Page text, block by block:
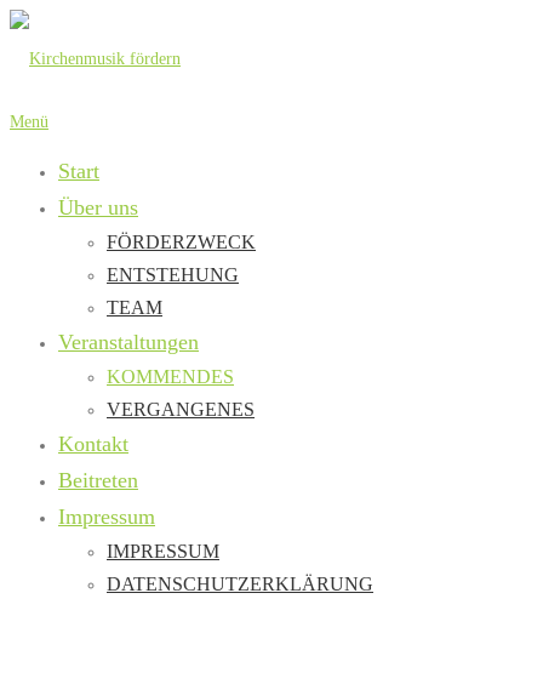
Zum
Inhalt
Menü
Start
Über uns
FÖRDERZWECK
ENTSTEHUNG
TEAM
Veranstaltungen
KOMMENDES
VERGANGENES
Kontakt
Beitreten
Impressum
IMPRESSUM
DATENSCHUTZERKLÄRUNG